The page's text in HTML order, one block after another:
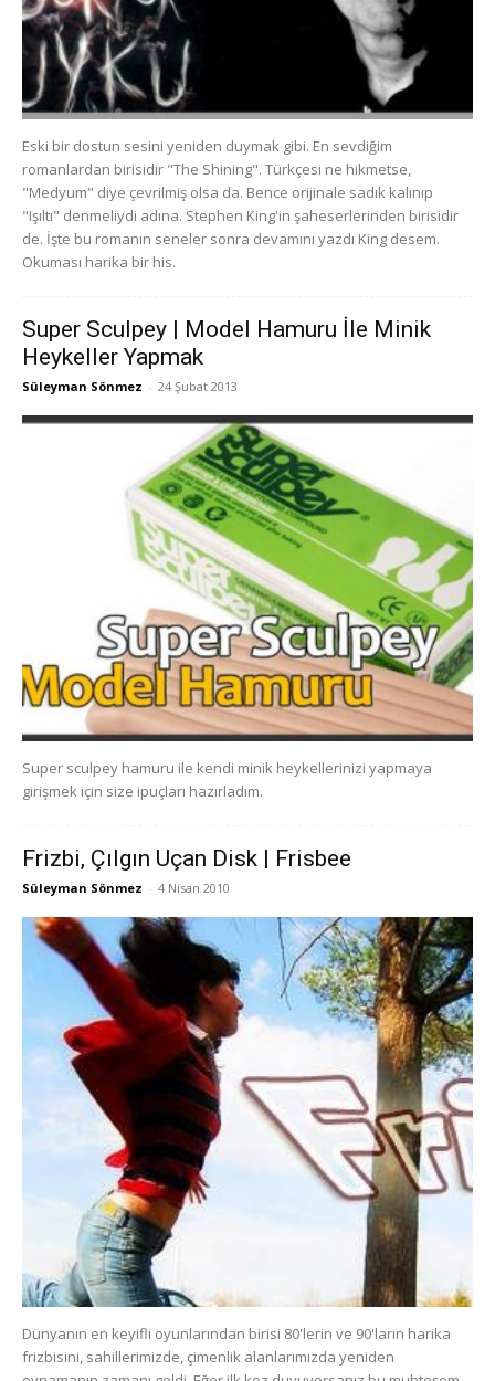
Eski bir dostun sesini yeniden duymak gibi. En sevdiğim
romanlardan birisidir "The Shining". Türkçesi ne hikmetse,
"Medyum" diye çevrilmiş olsa da. Bence orijinale sadık kalınıp
"Işıltı" denmeliydi adına. Stephen King'in şaheserlerinden birisidir
de. İşte bu romanın seneler sonra devamını yazdı King desem.
Okuması harika bir his.
Super Sculpey | Model Hamuru İle Minik
Heykeller Yapmak
Süleyman Sönmez - 24 Şubat 2013
Super sculpey hamuru ile kendi minik heykellerinizi yapmaya
girişmek için size ipuçları hazırladım.
Frizbi, Çılgın Uçan Disk | Frisbee
Süleyman Sönmez - 4 Nisan 2010
Dünyanın en keyifli oyunlarından birisi 80'lerin ve 90'ların harika
frizbisini, sahillerimizde, çimenlik alanlarımızda yeniden